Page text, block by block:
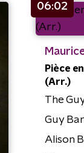
06:02
Pièce
(Arr.)
The
Guy
Alison